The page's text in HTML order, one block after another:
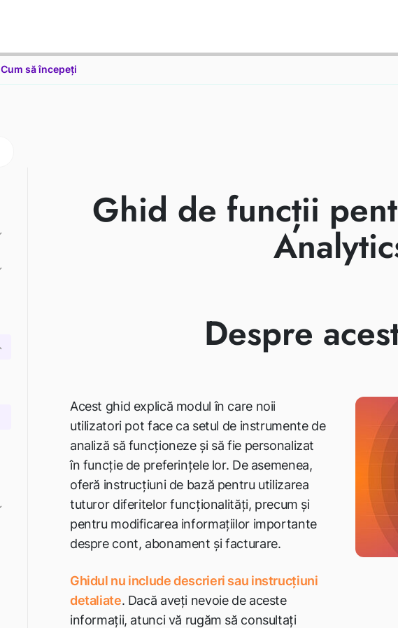
Cum să începeți
Ghid de funcții
Despre
Acest ghid explică modul în care noii
utilizatori pot face ca setul de instrumente de
analiză să funcționeze și să fie personalizat
în funcție de preferințele lor. De asemenea,
oferă instrucțiuni de bază pentru utilizarea
tuturor diferitelor funcționalități, precum și
pentru modificarea informațiilor importante
despre cont, abonament și facturare.
Ghidul nu include descrieri sau instrucțiuni
detaliate. Dacă aveți nevoie de aceste
informații, atunci vă rugăm să consultați